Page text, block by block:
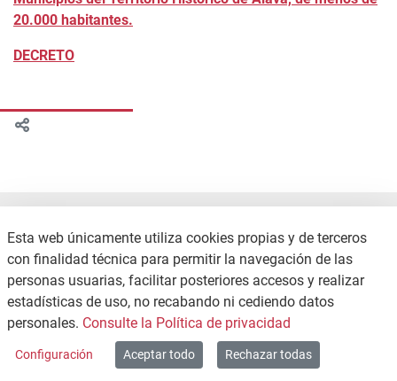
20.000 habitantes.
DECRETO
CONTACTO
POLÍTICA DE PRIVACIDAD
Copyright © 2026 / Excmo. agurain | Todos los derechos reservados.
Esta web únicamente utiliza cookies propias y de terceros
con finalidad técnica para permitir la navegación de las
personas usuarias, facilitar posteriores accesos y realizar
estadísticas de uso, no recabando ni cediendo datos
personales. Consulte la Política de privacidad
Configuración Aceptar todo Rechazar todas